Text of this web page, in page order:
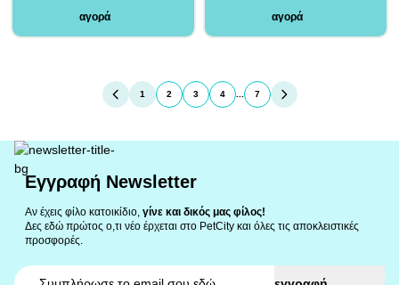
αγορά αγορά
You're currently reading page
1
Page
2
Page
3
Page
4 ...
Page
7
Εγγραφή Newsletter
Αν έχεις φίλο κατοικίδιο, γίνε και δικός μας φίλος!
Δες εδώ πρώτος ο,τι νέο έρχεται στο PetCity και όλες τις αποκλειστικές
προσφορές.